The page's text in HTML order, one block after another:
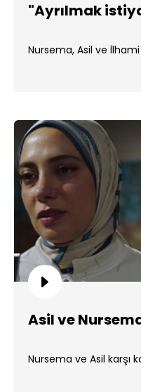
"Ayrılmak
Nursema, Asil ve
Asil ve
Nursema ve Asil karşı